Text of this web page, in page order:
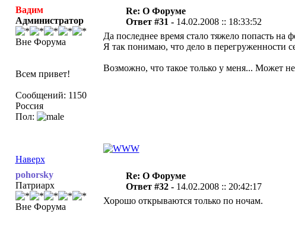
Вадим
Администратор
Вне Форума
Всем привет!
Сообщений: 1150
Россия
Пол:
Re: О Форуме
Ответ #31 - 14.02.2008 :: 18:33:52
Да последнее время стало тяжело попасть на
Я так понимаю, что дело в перегруженности
Возможно, что такое только у меня... Может
Наверх
pohorsky
Патриарх
Вне Форума
Re: О Форуме
Ответ #32 - 14.02.2008 :: 20:42:17
Хорошо открываются только по ночам.